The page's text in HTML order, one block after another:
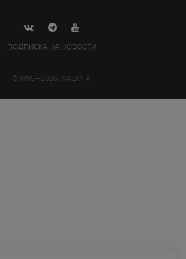
ПОДПИСКА НА НОВОСТИ
© 1995—2026, ЛАДОГА